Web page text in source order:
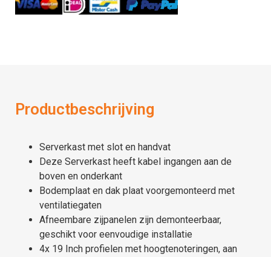
Productbeschrijving
Serverkast met slot en handvat
Deze Serverkast heeft kabel ingangen aan de
boven en onderkant
Bodemplaat en dak plaat voorgemonteerd met
ventilatiegaten
Afneembare zijpanelen zijn demonteerbaar,
geschikt voor eenvoudige installatie
4x 19 Inch profielen met hoogtenoteringen, aan